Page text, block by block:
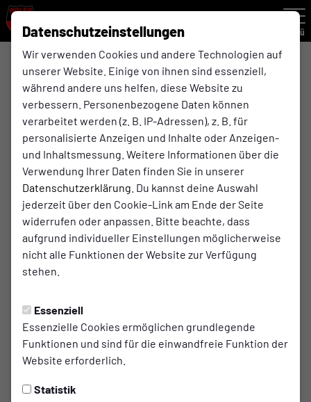
Datenschutzeinstellungen
Wir verwenden Cookies und andere Technologien auf
unserer Website. Einige von ihnen sind essenziell,
während andere uns helfen, diese Website zu
verbessern. Personenbezogene Daten können
verarbeitet werden (z. B. IP-Adressen), z. B. für
personalisierte Anzeigen und Inhalte oder Anzeigen-
und Inhaltsmessung. Weitere Informationen über die
Verwendung Ihrer Daten finden Sie in unserer
Datenschutzerklärung . Du kannst deine Auswahl
jederzeit über den Cookie-Link am Ende der Seite
widerrufen oder anpassen. Bitte beachte, dass
aufgrund individueller Einstellungen möglicherweise
nicht alle Funktionen der Website zur Verfügung
stehen.
Essenziell
Essenzielle Cookies ermöglichen grundlegende
Funktionen und sind für die einwandfreie Funktion der
Website erforderlich.
Statistik
Menü
F-Jugend Rückrunde , 6. Spieltag
F-Jugend
0:0
(0:0)
F-Jugend
Spielort
REWE Beckmann Park
Ellinghorsterstraße 40
45964 Gladbeck
Wegbeschreibung